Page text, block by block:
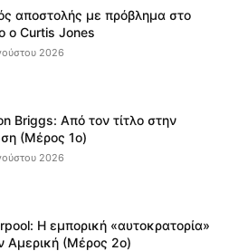
αποστολής με πρόβλημα στο
ο Curtis Jones
2026
Briggs: Από τον τίτλο στην
(Μέρος 1ο)
2026
Η εμπορική «αυτοκρατορία»
Αμερική (Μέρος 2ο)